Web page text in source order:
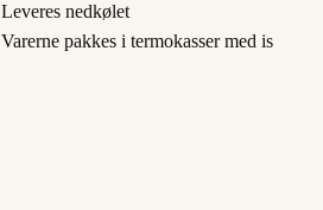
Leveres nedkølet
Varerne pakkes i termokasser med is